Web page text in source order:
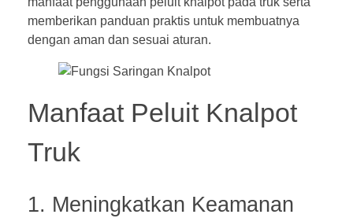
memberikan panduan praktis untuk membuatnya
dengan aman dan sesuai aturan.
ManfaatPeluit Knalpot
Truk
1. Meningkatkan Keamanan